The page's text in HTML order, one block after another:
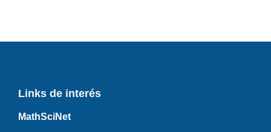
Links de interés
MathSciNet